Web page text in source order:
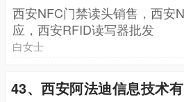
西安NFC门禁读头销售，西安
应，西安RFID读写器批发
白女士
43、西安阿法迪信息技术